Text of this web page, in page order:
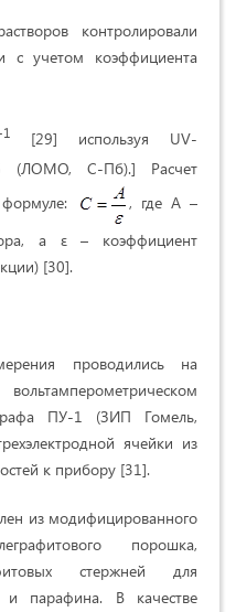
контролировали
с учетом коэффициента
[29] используя UV-
(ЛОМО, С-Пб).] Расчет
, где А –
а ε – коэффициент
[30].
проводились на
ПУ-1 (ЗИП Гомель,
ячейки из
к прибору [31].
из модифицированного
порошка,
стержней для
и парафина. В качестве